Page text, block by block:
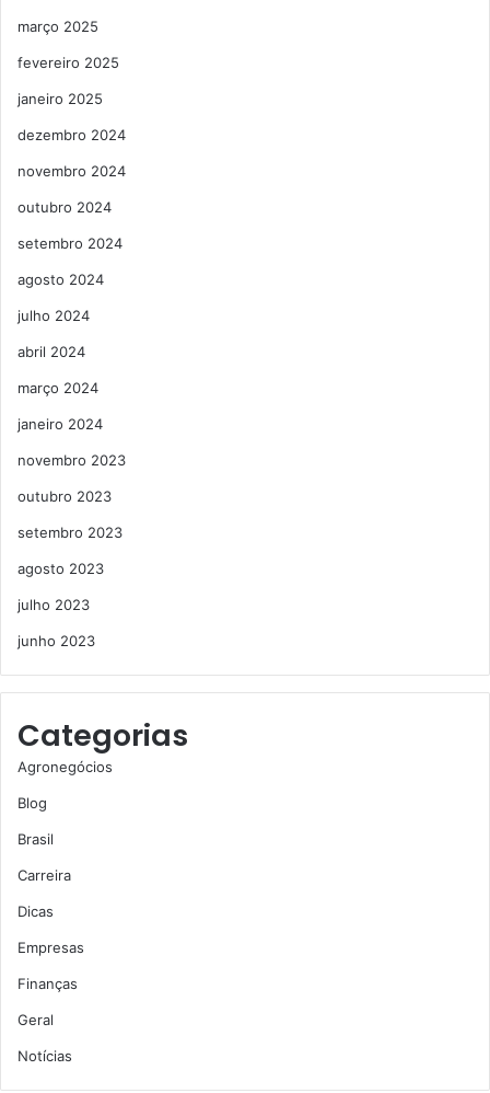
março 2025
fevereiro 2025
janeiro 2025
dezembro 2024
novembro 2024
outubro 2024
setembro 2024
agosto 2024
julho 2024
abril 2024
março 2024
janeiro 2024
novembro 2023
outubro 2023
setembro 2023
agosto 2023
julho 2023
junho 2023
Categorias
Agronegócios
Blog
Brasil
Carreira
Dicas
Empresas
Finanças
Geral
Notícias